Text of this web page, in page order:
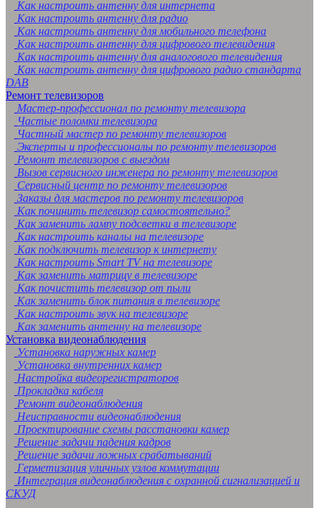
Как настроить антенну для интернета
Как настроить антенну для радио
Как настроить антенну для мобильного телефона
Как настроить антенну для цифрового телевидения
Как настроить антенну для аналогового телевидения
Как настроить антенну для цифрового радио стандарта
DAB
Ремонт телевизоров
Мастер-профессионал по ремонту телевизора
Частые поломки телевизора
Частный мастер по ремонту телевизоров
Эксперты и профессионалы по ремонту телевизоров
Ремонт телевизоров с выездом
Вызов сервисного инженера по ремонту телевизоров
Сервисный центр по ремонту телевизоров
Заказы для мастеров по ремонту телевизоров
Как починить телевизор самостоятельно?
Как заменить лампу подсветки в телевизоре
Как настроить каналы на телевизоре
Как подключить телевизор к интернету
Как настроить Smart TV на телевизоре
Как заменить матрицу в телевизоре
Как почистить телевизор от пыли
Как заменить блок питания в телевизоре
Как настроить звук на телевизоре
Как заменить антенну на телевизоре
Установка видеонаблюдения
Установка наружных камер
Установка внутренних камер
Настройка видеорегистраторов
Прокладка кабеля
Ремонт видеонаблюдения
Неисправности видеонаблюдения
Проектирование схемы расстановки камер
Решение задачи падения кадров
Решение задачи ложных срабатываний
Герметизация уличных узлов коммутации
Интеграция видеонаблюдения с охранной сигнализацией и
СКУД